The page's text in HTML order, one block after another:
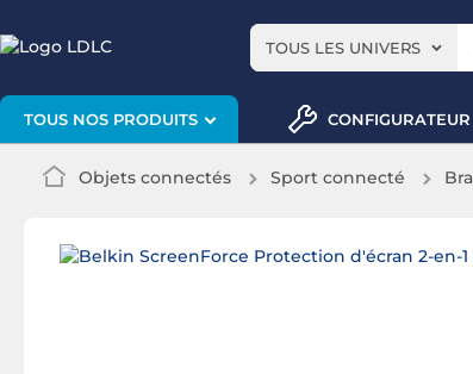
TOUS LES UNIVERS
TOUS NOS PRODUITS CONFIGURATEUR
Objets connectés Sport connecté